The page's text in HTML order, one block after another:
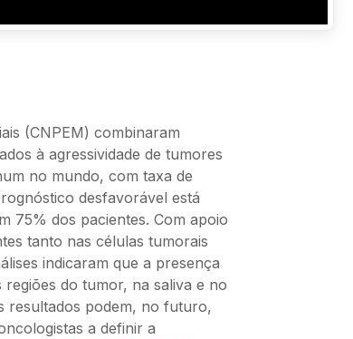
(CNPEM) combinaram
à agressividade de tumores
no mundo, com taxa de
desfavorável está
75% dos pacientes. Com apoio
tanto nas células tumorais
indicaram que a presença
do tumor, na saliva e no
resultados podem, no futuro,
a definir a